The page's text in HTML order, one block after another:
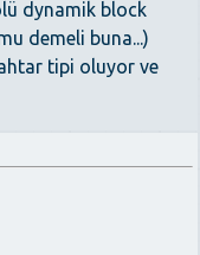
dynamik block
demeli buna...)
tipi oluyor ve